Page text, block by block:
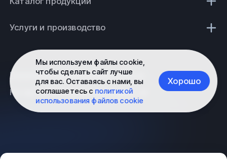
Мы используем файлы cookie,
чтобы сделать сайт лучше
для вас. Оставаясь с нами, вы
соглашаетесь с политикой
использования файлов cookie
Хорошо
Услуги и производство
Не является публичной офертой
Политика конфиденциальности